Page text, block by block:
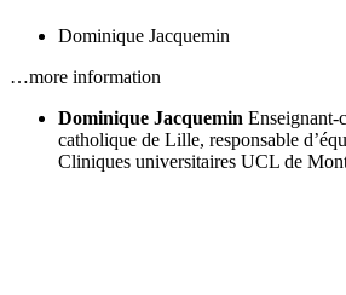
Dominique Jacquemin
…more information
Dominique Jacquemin Enseignant-
catholique de Lille, responsable
Cliniques universitaires UCL de